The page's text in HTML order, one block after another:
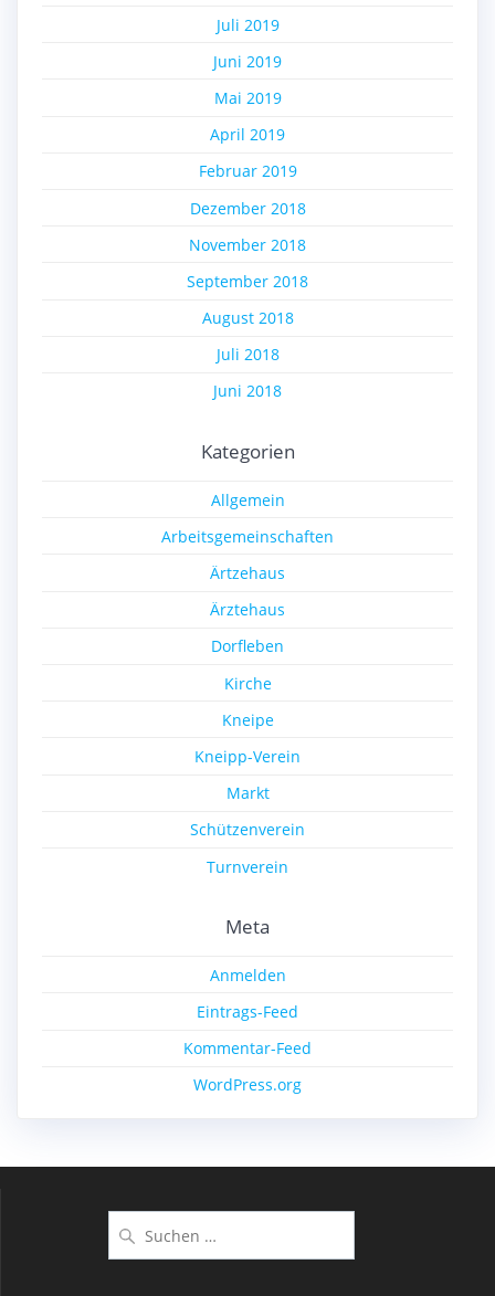
Juli 2019
Juni 2019
Mai 2019
April 2019
Februar 2019
Dezember 2018
November 2018
September 2018
August 2018
Juli 2018
Juni 2018
Kategorien
Allgemein
Arbeitsgemeinschaften
Ärtzehaus
Ärztehaus
Dorfleben
Kirche
Kneipe
Kneipp-Verein
Markt
Schützenverein
Turnverein
Meta
Anmelden
Eintrags-Feed
Kommentar-Feed
WordPress.org
nach: